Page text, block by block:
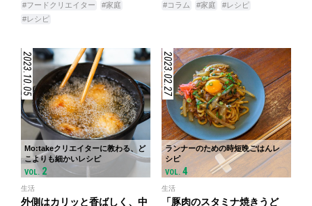
#フードクリエイター
#家庭
#レシピ
#コラム #家庭 #レシピ
2023.10.05
Mo:takeクリエイターに教わる、ど
こよりも細かいレシピ
VOL. 2
生活
外側はカリッと香ばしく、中
2023.02.27
ランナーのための時短晩ごはんレ
シピ
VOL.4
生活
「豚肉のスタミナ焼きうど